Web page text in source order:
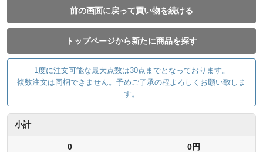
前の画面に戻って買い物を続ける
トップページから新たに商品を探す
1度に注文可能な最大点数は30点までとなっております。
複数注文は同梱できません。予めご了承の程よろしくお願い致しま
す。
小計
0 0円